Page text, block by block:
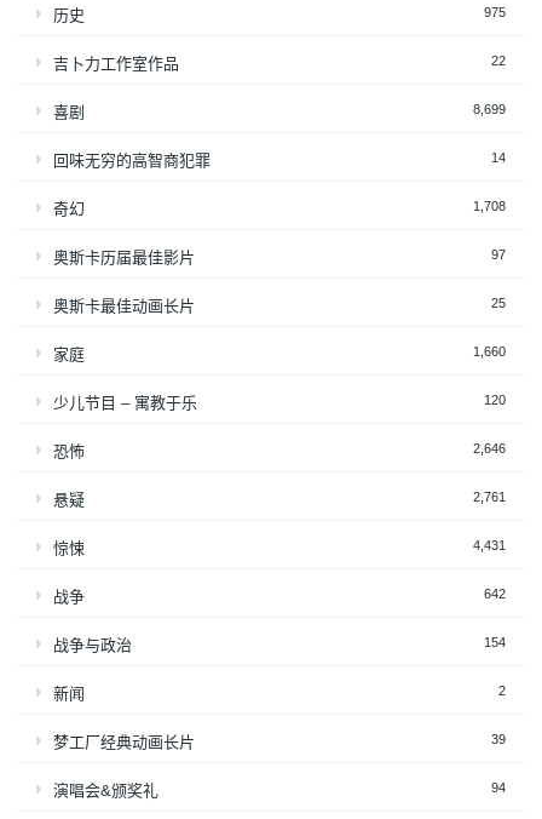
历史 975
吉卜力工作室作品 22
喜剧 8,699
回味无穷的高智商犯罪 14
奇幻 1,708
奥斯卡历届最佳影片 97
奥斯卡最佳动画长片 25
家庭 1,660
少儿节目 – 寓教于乐 120
恐怖 2,646
悬疑 2,761
惊悚 4,431
战争 642
战争与政治 154
新闻 2
梦工厂经典动画长片 39
演唱会&颁奖礼 94